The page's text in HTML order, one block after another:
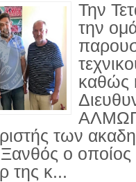
Την
την
καθώς
των
ο οποίος
της κ...